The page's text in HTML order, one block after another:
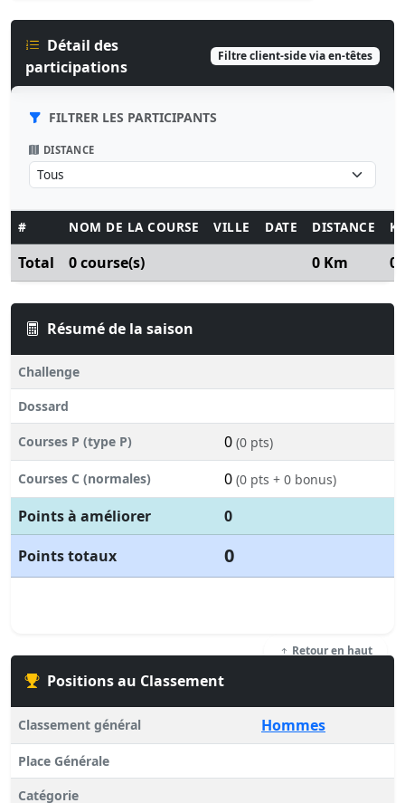
Détail des
participations
Filtre client-side via en-têtes
FILTRER LES PARTICIPANTS
DISTANCE
# NOM DE LA COURSE VILLE DATE DISTANCE
Total 0 course(s) 0 Km 0
Résumé de la saison
Challenge
Dossard
Courses P (type P) 0 (0 pts)
Courses C (normales) 0 (0 pts + 0 bonus)
Points à améliorer
0
Points totaux
0
Retour en haut
Positions au Classement
Classement général Hommes
Place Générale
Catégorie